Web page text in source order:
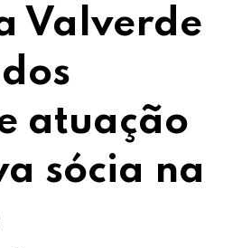
Valverde
atuação
sócia na